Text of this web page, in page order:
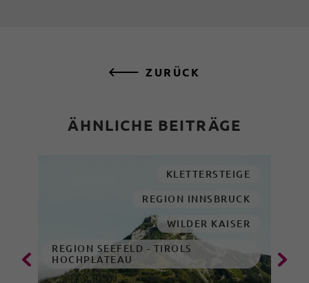
ZURÜCK
ÄHNLICHE BEITRÄGE
KLETTERSTEIGE
REGION INNSBRUCK
WILDER KAISER
REGION SEEFELD - TIROLS
HOCHPLATEAU